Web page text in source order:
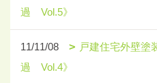
過 Vol.5》
11/11/08
戸建住宅外壁塗
過 Vol.4》